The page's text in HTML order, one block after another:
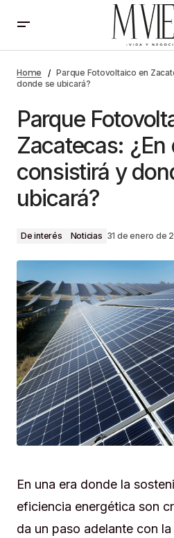
consistirá y donde se
Home
Parque Fotovoltaico en
donde se ubicará?
Parque
Zacatecas: ¿En
consistirá y
ubicará?
De interés Noticias 31 de enero de
En una era donde la
eficiencia energética son
da un paso adelante con